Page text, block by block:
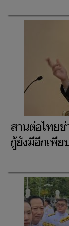
สานต่อไทยช่
กู้ยังมีอีกเพี